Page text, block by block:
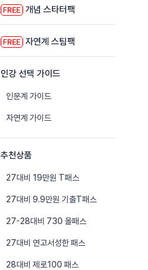
FREE 개념 스타터팩
FREE 자연계 스팀팩
인강 선택 가이드
인문계 가이드
자연계 가이드
추천상품
27대비 19만원 T패스
27대비 9.9만원 기출T패스
27-28대비 730 올패스
27대비 연고서성한 패스
28대비 제로100 패스